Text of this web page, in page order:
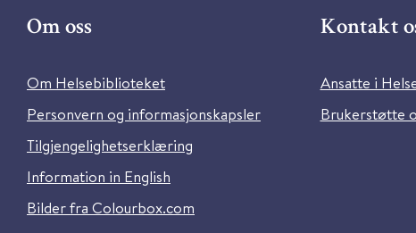
Om oss
Om Helsebiblioteket
Personvern og informasjonskapsler
Tilgjengelighetserklæring
Information in English
Bilder fra Colourbox.com
Kontakt
Ansatte i
Brukerstøtte